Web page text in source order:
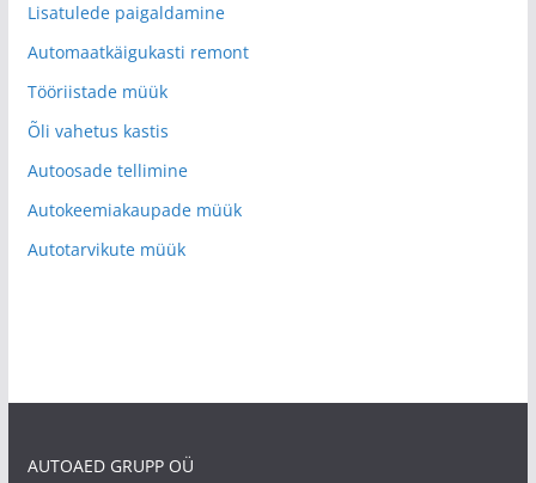
Lisatulede paigaldamine
Automaatkäigukasti remont
Tööriistade müük
Õli vahetus kastis
Autoosade tellimine
Autokeemiakaupade müük
Autotarvikute müük
AUTOAED GRUPP OÜ